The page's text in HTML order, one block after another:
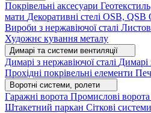
Покрівельні аксесуари
мати Декоративні стелі OSB, QSB
Вироби з нержавіючої сталі
Художнє кування металу
Димарі та системи вентиляції
Димарі з нержавіючої сталі Димарі
Прохідні покрівельні елементи
Воротні системи, ролети
Гаражні ворота Промислові ворота
Штакетний паркан Сіткові